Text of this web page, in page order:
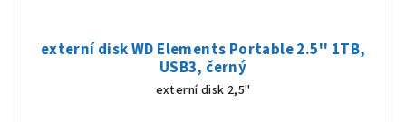
externí disk WD Elements Portable 2.5'' 1TB,
USB3, černý
externí disk 2,5"